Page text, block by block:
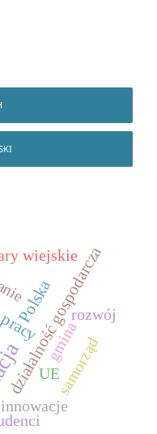
Polska
działalność gospodarcza
UE
rozwój
innowacje
samorząd
wiejskie
gmina